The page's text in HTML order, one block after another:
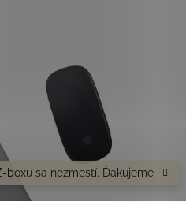
sa nezmestí. Ďakujeme